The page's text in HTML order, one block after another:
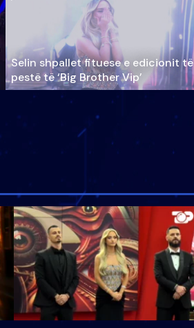
Selin shpallet fituese e edicionit të
pestë të ‘Big Brother Vip’